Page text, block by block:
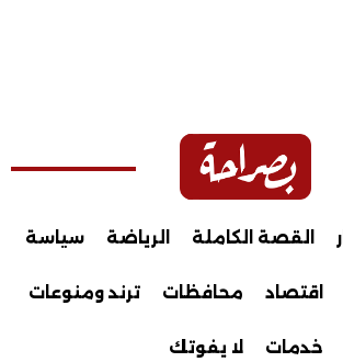
القصة الكاملة الرياضة سياسة
اقتصاد محافظات ترند ومنوعات
خدمات لا يفوتك